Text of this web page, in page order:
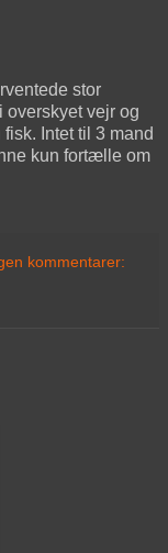
stor
overskyet vejr og
Intet til 3 mand
kun fortælle om
kommentarer: